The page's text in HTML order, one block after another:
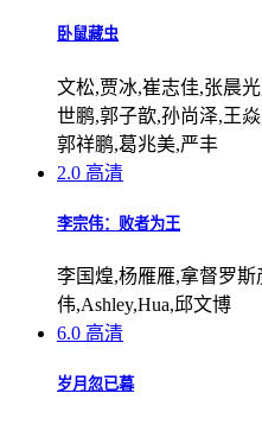
卧鼠藏虫
文松,贾冰,崔志佳,张晨
世鹏,郭子歆,孙尚泽,王
郭祥鹏,葛兆美,严丰
2.0 高清
李宗伟：败者为王
李国煌,杨雁雁,拿督罗
伟,Ashley,Hua,邱文博
6.0 高清
岁月忽已暮